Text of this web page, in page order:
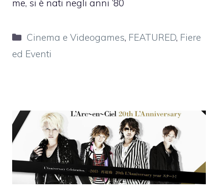
me, si è nati negli anni ’80
Categorie
Cinema e Videogames, FEATURED, Fiere
ed Eventi